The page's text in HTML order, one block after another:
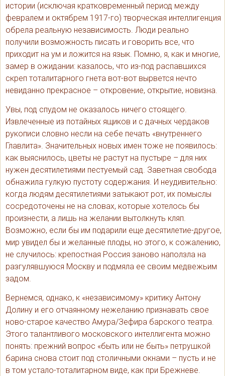
истории (исключая кратковременный период между
февралем и октябрем 1917-го) творческая интеллигенция
обрела реальную независимость. Люди реально
получили возможность писать и говорить все, что
приходит на ум и ложится на язык. Помню, я, как и многие,
замер в ожидании: казалось, что из-под распавшихся
скреп тоталитарного гнета вот-вот вырвется нечто
невиданно прекрасное – откровение, открытие, новизна.
Увы, под спудом не оказалось ничего стоящего.
Извлеченные из потайных ящиков и с дачных чердаков
рукописи словно несли на себе печать «внутреннего
Главлита». Значительных новых имен тоже не появилось:
как выяснилось, цветы не растут на пустыре – для них
нужен десятилетиями пестуемый сад. Заветная свобода
обнажила гулкую пустоту содержания. И неудивительно:
когда людям десятилетиями затыкают рот, их помыслы
сосредоточены не на словах, которые хотелось бы
произнести, а лишь на желании вытолкнуть кляп.
Возможно, если бы им подарили еще десятилетие-другое,
мир увидел бы и желанные плоды, но этого, к сожалению,
не случилось: крепостная Россия заново наползла на
разгулявшуюся Москву и подмяла ее своим медвежьим
задом.
Вернемся, однако, к «независимому» критику Антону
Долину и его отчаянному нежеланию признавать свое
ново-старое качество Амура/Зефира барского театра.
Этого талантливого московского интеллигента можно
понять: прежний вопрос «быть или не быть» петрушкой
барина снова стоит под столичными окнами – пусть и не
в том устало-тоталитарном виде, как при Брежневе.